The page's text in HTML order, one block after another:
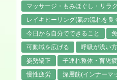
マッサージ・もみほぐし・リラク
レイキヒーリング(氣の流れを良
今日から自分でできること
可動域を広げる
呼吸が浅い方
姿勢矯正
子連れ整体・育児
慢性疲労
深層筋(インナーマ